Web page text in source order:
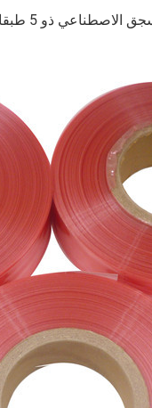
بطباعة أوفست في غضون 6-8 أسابيع.